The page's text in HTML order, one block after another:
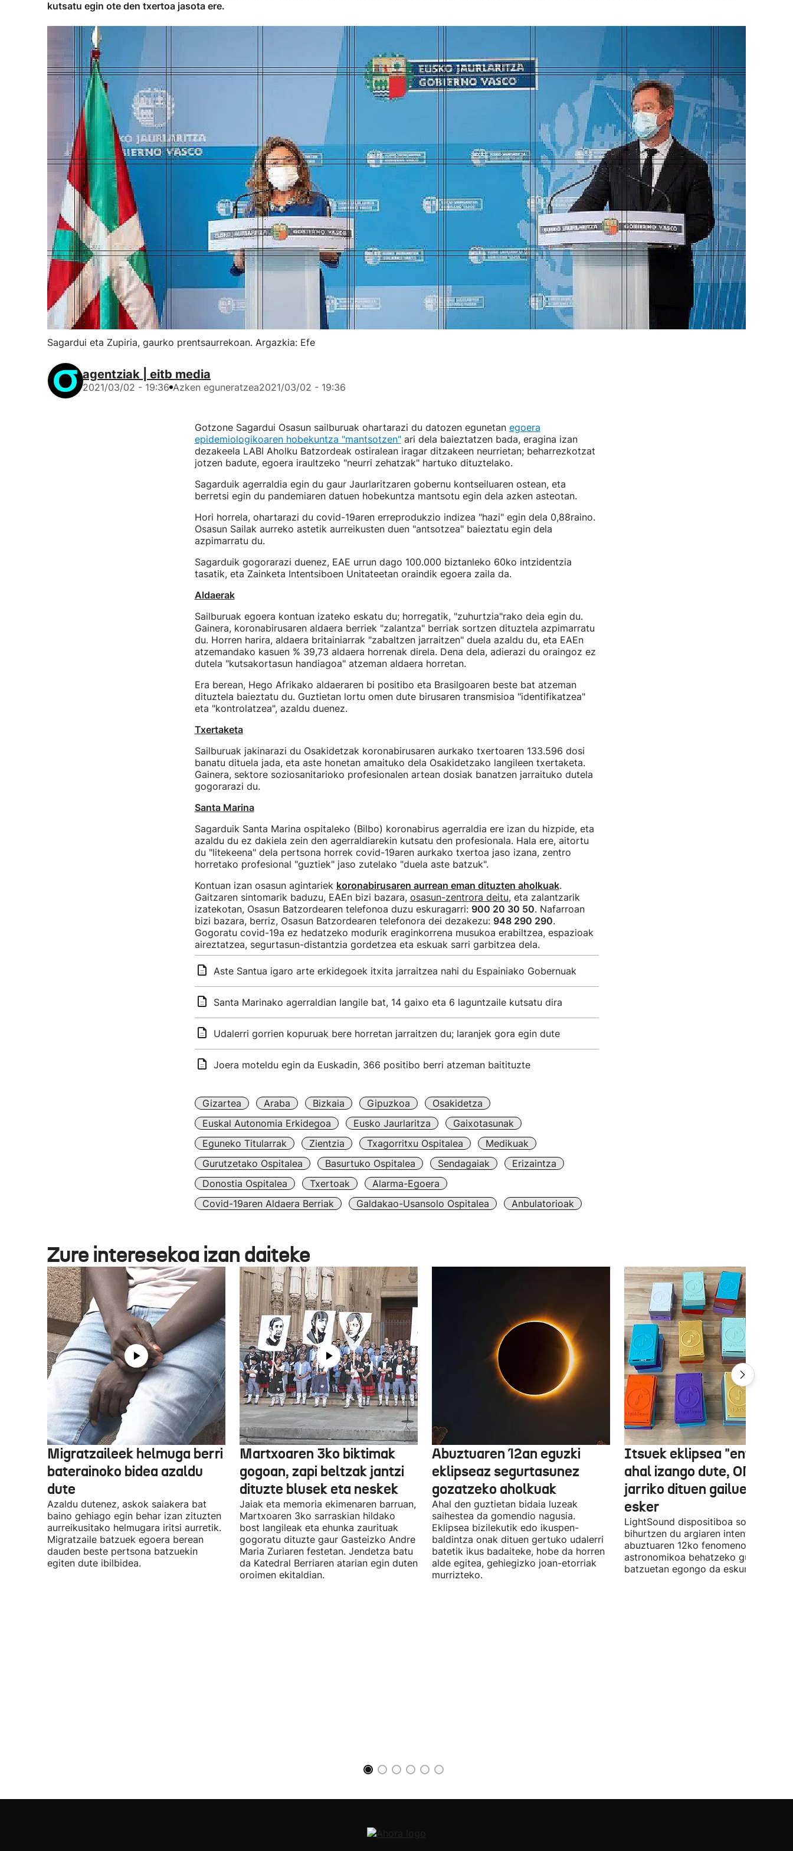
kutsatu egin ote den txertoa jasota ere.
Sagardui eta Zupiria, gaurko prentsaurrekoan. Argazkia: Efe
agentziak | eitb media
2021/03/02 - 19:36 Azken eguneratzea2021/03/02 - 19:36
Gotzone Sagardui Osasun sailburuak ohartarazi du datozen egunetan egoera
epidemiologikoaren hobekuntza "mantsotzen"ari dela baieztatzen bada, eragina izan
dezakeela LABI Aholku Batzordeak ostiralean iragar ditzakeen neurrietan; beharrezkotzat
jotzen badute, egoera iraultzeko "neurri zehatzak" hartuko dituztelako.
Sagarduik agerraldia egin du gaur Jaurlaritzaren gobernu kontseiluaren ostean, eta
berretsi egin du pandemiaren datuen hobekuntza mantsotu egin dela azken asteotan.
Hori horrela, ohartarazi du covid-19aren erreprodukzio indizea "hazi" egin dela 0,88raino.
Osasun Sailak aurreko astetik aurreikusten duen "antsotzea" baieztatu egin dela
azpimarratu du.
Sagarduik gogorarazi duenez, EAE urrun dago 100.000 biztanleko 60ko intzidentzia
tasatik, eta Zainketa Intentsiboen Unitateetan oraindik egoera zaila da.
Aldaerak
Sailburuak egoera kontuan izateko eskatu du; horregatik, "zuhurtzia"rako deia egin du.
Gainera, koronabirusaren aldaera berriek "zalantza" berriak sortzen dituztela azpimarratu
du. Horren harira, aldaera britainiarrak "zabaltzen jarraitzen" duela azaldu du, eta EAEn
atzemandako kasuen % 39,73 aldaera horrenak direla. Dena dela, adierazi du oraingoz ez
dutela "kutsakortasun handiagoa" atzeman aldaera horretan.
Era berean, Hego Afrikako aldaeraren bi positibo eta Brasilgoaren beste bat atzeman
dituztela baieztatu du. Guztietan lortu omen dute birusaren transmisioa "identifikatzea"
eta "kontrolatzea", azaldu duenez.
Txertaketa
Sailburuak jakinarazi du Osakidetzak koronabirusaren aurkako txertoaren 133.596 dosi
banatu dituela jada, eta aste honetan amaituko dela Osakidetzako langileen txertaketa.
Gainera, sektore soziosanitarioko profesionalen artean dosiak banatzen jarraituko dutela
gogorarazi du.
Santa Marina
Sagarduik Santa Marina ospitaleko (Bilbo) koronabirus agerraldia ere izan du hizpide, eta
azaldu du ez dakiela zein den agerraldiarekin kutsatu den profesionala. Hala ere, aitortu
du "litekeena" dela pertsona horrek covid-19aren aurkako txertoa jaso izana, zentro
horretako profesional "guztiek" jaso zutelako "duela aste batzuk".
Kontuan izan osasun agintariek koronabirusaren aurrean eman dituzten aholkuak.
Gaitzaren sintomarik baduzu, EAEn bizi bazara, osasun-zentrora deitu, eta zalantzarik
izatekotan, Osasun Batzordearen telefonoa duzu eskuragarri: 900 20 30 50. Nafarroan
bizi bazara, berriz, Osasun Batzordearen telefonora dei dezakezu: 948 290 290.
Gogoratu covid-19a ez hedatzeko modurik eraginkorrena musukoa erabiltzea, espazioak
aireztatzea, segurtasun-distantzia gordetzea eta eskuak sarri garbitzea dela.
Aste Santua igaro arte erkidegoek itxita jarraitzea nahi du Espainiako Gobernuak
Santa Marinako agerraldian langile bat, 14 gaixo eta 6 laguntzaile kutsatu dira
Udalerri gorrien kopuruak bere horretan jarraitzen du; laranjek gora egin dute
Joera moteldu egin da Euskadin, 366 positibo berri atzeman baitituzte
Gizartea Araba Bizkaia Gipuzkoa
Osakidetza
Euskal Autonomia Erkidegoa
Eusko Jaurlaritza
Gaixotasunak
Eguneko Titularrak
Zientzia Txagorritxu Ospitalea
Medikuak
Gurutzetako Ospitalea
Basurtuko Ospitalea Sendagaiak
Erizaintza
Donostia Ospitalea
Txertoak
Alarma-Egoera
Covid-19aren Aldaera Berriak
Galdakao-Usansolo Ospitalea Anbulatorioak
Zure interesekoa izan daiteke
Migratzaileek helmuga berri
baterainoko bidea azaldu
dute
Azaldu dutenez, askok saiakera bat
baino gehiago egin behar izan zituzten
aurreikusitako helmugara iritsi aurretik.
Migratzaile batzuek egoera berean
dauden beste pertsona batzuekin
egiten dute ibilbidea.
Martxoaren 3ko biktimak
gogoan, zapi beltzak jantzi
dituzte blusek eta neskek
Jaiak eta memoria ekimenaren barruan,
Martxoaren 3ko sarraskian hildako
bost langileak eta ehunka zaurituak
gogoratu dituzte gaur Gasteizko Andre
Maria Zuriaren festetan. Jendetza batu
da Katedral Berriaren atarian egin duten
oroimen ekitaldian.
Abuztuaren 12an eguzki
eklipseaz segurtasunez
gozatzeko aholkuak
Ahal den guztietan bidaia luzeak
saihestea da gomendio nagusia.
Eklipsea bizilekutik edo ikuspen-
baldintza onak dituen gertuko udalerri
batetik ikus badaiteke, hobe da horren
alde egitea, gehiegizko joan-etorriak
murrizteko.
Itsuek eklipsea "entzun"
ahal izango dute, ONCEk
jarriko dituen gailue
esker
LightSound dispositiboa soinu
bihurtzen du argiaren intentsitatea,
abuztuaren 12ko fenomeno
astronomikoa behatzeko gune
batzuetan egongo da eskuragarri.